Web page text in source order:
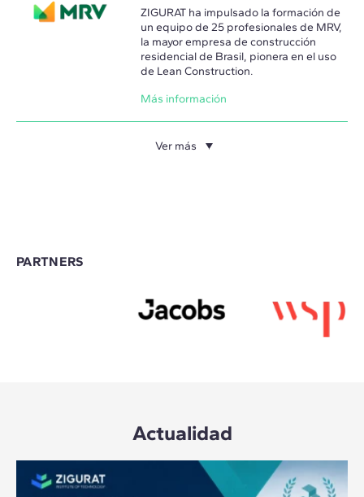
ZIGURAT ha impulsado la formación de
un equipo de 25 profesionales de MRV,
la mayor empresa de construcción
residencial de Brasil, pionera en el uso
de Lean Construction.
Más información
Ver más
PARTNERS
Actualidad